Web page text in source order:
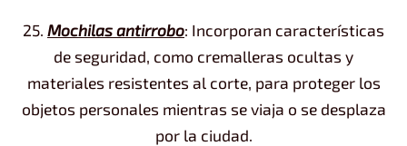
25. Mochilas antirrobo: Incorporan características
de seguridad, como cremalleras ocultas y
materiales resistentes al corte, para proteger los
objetos personales mientras se viaja o se desplaza
por la ciudad.